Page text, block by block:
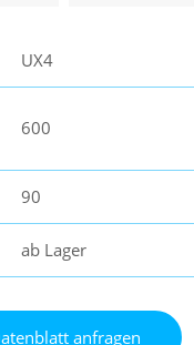
UX4
600
90
ab Lager